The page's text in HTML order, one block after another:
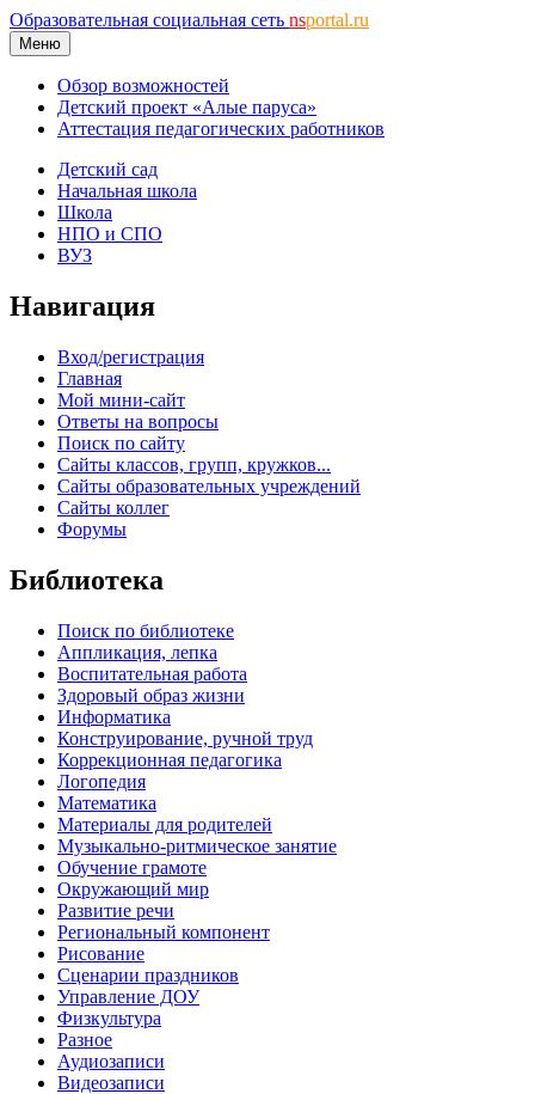
Образовательная социальная сеть nsportal.ru
Меню
Обзор возможностей
Детский проект «Алые паруса»
Аттестация педагогических работников
Детский сад
Начальная школа
Школа
НПО и СПО
ВУЗ
Навигация
Вход/регистрация
Главная
Мой мини-сайт
Ответы на вопросы
Поиск по сайту
Сайты классов, групп, кружков...
Сайты образовательных учреждений
Сайты коллег
Форумы
Библиотека
Поиск по библиотеке
Аппликация, лепка
Воспитательная работа
Здоровый образ жизни
Информатика
Конструирование, ручной труд
Коррекционная педагогика
Логопедия
Математика
Материалы для родителей
Музыкально-ритмическое занятие
Обучение грамоте
Окружающий мир
Развитие речи
Региональный компонент
Рисование
Сценарии праздников
Управление ДОУ
Физкультура
Разное
Аудиозаписи
Видеозаписи